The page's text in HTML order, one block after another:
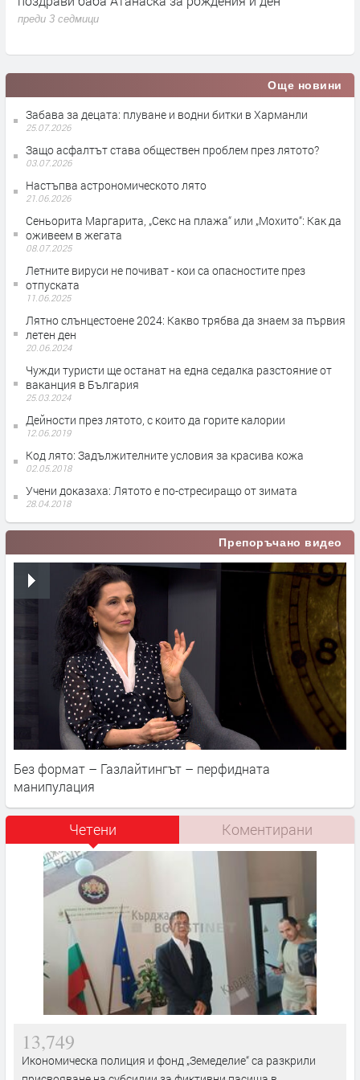
семейството и спорта
Още новини
Забава за децата: плуване и водни битки в Харманли
25.07.2026
Защо асфалтът става обществен проблем през лятото?
03.07.2026
Настъпва астрономическото лято
21.06.2026
Сеньорита Маргарита, „Секс на плажа“ или „Мохито“: Как да
оживеем в жегата
08.07.2025
Летните вируси не почиват - кои са опасностите през
отпуската
11.06.2025
Лятно слънцестоене 2024: Какво трябва да знаем за първия
летен ден
20.06.2024
Чужди туристи ще останат на една седалка разстояние от
ваканция в България
25.03.2024
Дейности през лятото, с които да горите калории
12.06.2019
Код лято: Задължителните условия за красива кожа
02.05.2018
Учени доказаха: Лятото е по-стресиращо от зимата
28.04.2018
Препоръчано видео
Без формат – Газлайтингът – перфидната
манипулация
Четени Коментирани
13,749
Икономическа полиция и фонд „Земеделие“ са разкрили